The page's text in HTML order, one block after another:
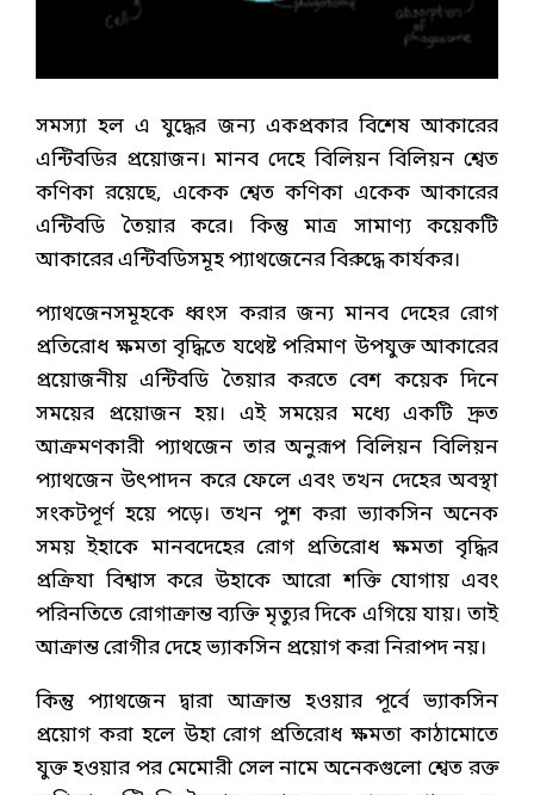
সমস্যা হল এ যুদ্ধের জন্য একপ্রকার বিশেষ আকারের
এন্টিবডির প্রয়োজন। মানব দেহে বিলিয়ন বিলিয়ন শ্বেত
কণিকা রয়েছে, একেক শ্বেত কণিকা একেক আকারের
এন্টিবডি তৈয়ার করে। কিন্তু মাত্র সামাণ্য কয়েকটি
আকারের এন্টিবডিসমূহ প্যাথজেনের বিরুদ্ধে কার্যকর।
প্যাথজেনসমূহকে ধ্বংস করার জন্য মানব দেহের রোগ
প্রতিরোধ ক্ষমতা বৃদ্ধিতে যথেষ্ট পরিমাণ উপযুক্ত আকারের
প্রয়োজনীয় এন্টিবডি তৈয়ার করতে বেশ কয়েক দিনে
সময়ের প্রয়োজন হয়। এই সময়ের মধ্যে একটি দ্রুত
আক্রমণকারী প্যাথজেন তার অনুরূপ বিলিয়ন বিলিয়ন
প্যাথজেন উৎপাদন করে ফেলে এবং তখন দেহের অবস্থা
সংকটপূর্ণ হয়ে পড়ে। তখন পুশ করা ভ্যাকসিন অনেক
সময় ইহাকে মানবদেহের রোগ প্রতিরোধ ক্ষমতা বৃদ্ধির
প্রক্রিযা বিশ্বাস করে উহাকে আরো শক্তি যোগায় এবং
পরিনতিতে রোগাক্রান্ত ব্যক্তি মৃত্যুর দিকে এগিয়ে যায়। তাই
আক্রান্ত রোগীর দেহে ভ্যাকসিন প্রয়োগ করা নিরাপদ নয়।
কিন্তু প্যাথজেন দ্বারা আক্রান্ত হওয়ার পূর্বে ভ্যাকসিন
প্রয়োগ করা হলে উহা রোগ প্রতিরোধ ক্ষমতা কাঠামোতে
যুক্ত হওয়ার পর মেমোরী সেল নামে অনেকগুলো শ্বেত রক্ত